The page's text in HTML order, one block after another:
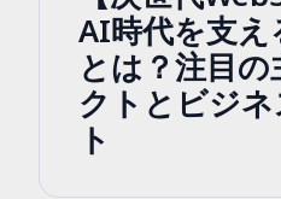
AI時代を支え
とは？注目
クトとビジ
ト